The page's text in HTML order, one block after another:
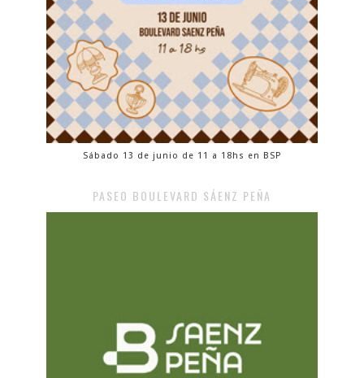
Sábado 13 de junio de 11 a 18hs en BSP
PASEO BOULEVARD SÁENZ PEÑA